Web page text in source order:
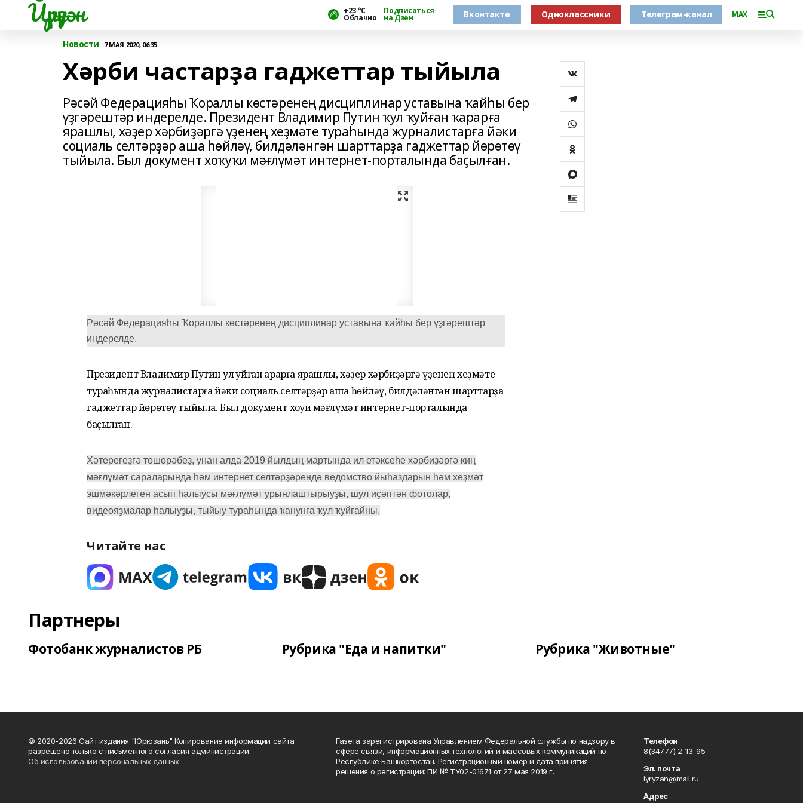
Йүрүҙән +23 °С
Облачно
Подписаться
на Дзен Вконтакте Одноклассники Телеграм-канал MAX
Новости 7 МАЯ 2020, 06:35
Хәрби частарҙа гаджеттар тыйыла
Рәсәй Федерацияһы Ҡораллы көстәренең дисциплинар уставына ҡайһы бер
үҙгәрештәр индерелде. Президент Владимир Путин ҡул ҡуйған ҡарарға
ярашлы, хәҙер хәрбиҙәргә үҙенең хеҙмәте тураһында журналистарға йәки
социаль селтәрҙәр аша һөйләү, билдәләнгән шарттарҙа гаджеттар йөрөтөү
тыйыла. Был документ хоҡуҡи мәғлүмәт интернет-порталында баҫылған.
Рәсәй Федерацияһы Ҡораллы көстәренең дисциплинар уставына ҡайһы бер үҙгәрештәр
индерелде.
Президент Владимир Путин ҡул ҡуйған ҡарарға ярашлы, хәҙер хәрбиҙәргә үҙенең хеҙмәте
тураһында журналистарға йәки социаль селтәрҙәр аша һөйләү, билдәләнгән шарттарҙа
гаджеттар йөрөтөү тыйыла. Был документ хоҡуҡи мәғлүмәт интернет-порталында
баҫылған.
Хәтерегеҙгә төшөрәбеҙ, унан алда 2019 йылдың мартында ил етәксеһе хәрбиҙәргә киң
мәғлүмәт сараларында һәм интернет селтәрҙәрендә ведомство йыһаздарын һәм хеҙмәт
эшмәкәрлеген асып һалыусы мәғлүмәт урынлаштырыуҙы, шул иҫәптән фотолар,
видеояҙмалар һалыуҙы, тыйыу тураһында ҡанунға ҡул ҡуйғайны.
Читайте нас
Партнеры
Фотобанк журналистов РБ Рубрика "Еда и напитки" Рубрика "Животные"
© 2020-2026 Сайт издания "Юрюзань" Копирование информации сайта
разрешено только с письменного согласия администрации.
Об использовании персональных данных
Газета зарегистрирована Управлением Федеральной службы по надзору в
сфере связи, информационных технологий и массовых коммуникаций по
Республике Башкортостан. Регистрационный номер и дата принятия
решения о регистрации: ПИ № ТУ02-01671 от 27 мая 2019 г.
Телефон
8(34777) 2-13-95
Эл. почта
iyryzan@mail.ru
Адрес